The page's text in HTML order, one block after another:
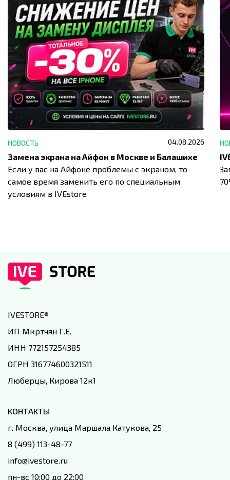
НОВОСТЬ 04.08.2026
Замена экрана на Айфон в Москве и Балашихе
Если у вас на Айфоне проблемы с экраном, то
самое время заменить его по специальным
условиям в IVEstore
IVESTORE®
ИП Мкртчян Г.Е.
ИНН 772157254385
ОГРН 316774600321511
Люберцы, Кирова 12к1
КОНТАКТЫ
г. Москва, улица Маршала Катукова, 25
8 (499) 113-48-77
info@ivestore.ru
пн-вс 10:00 до 22:00